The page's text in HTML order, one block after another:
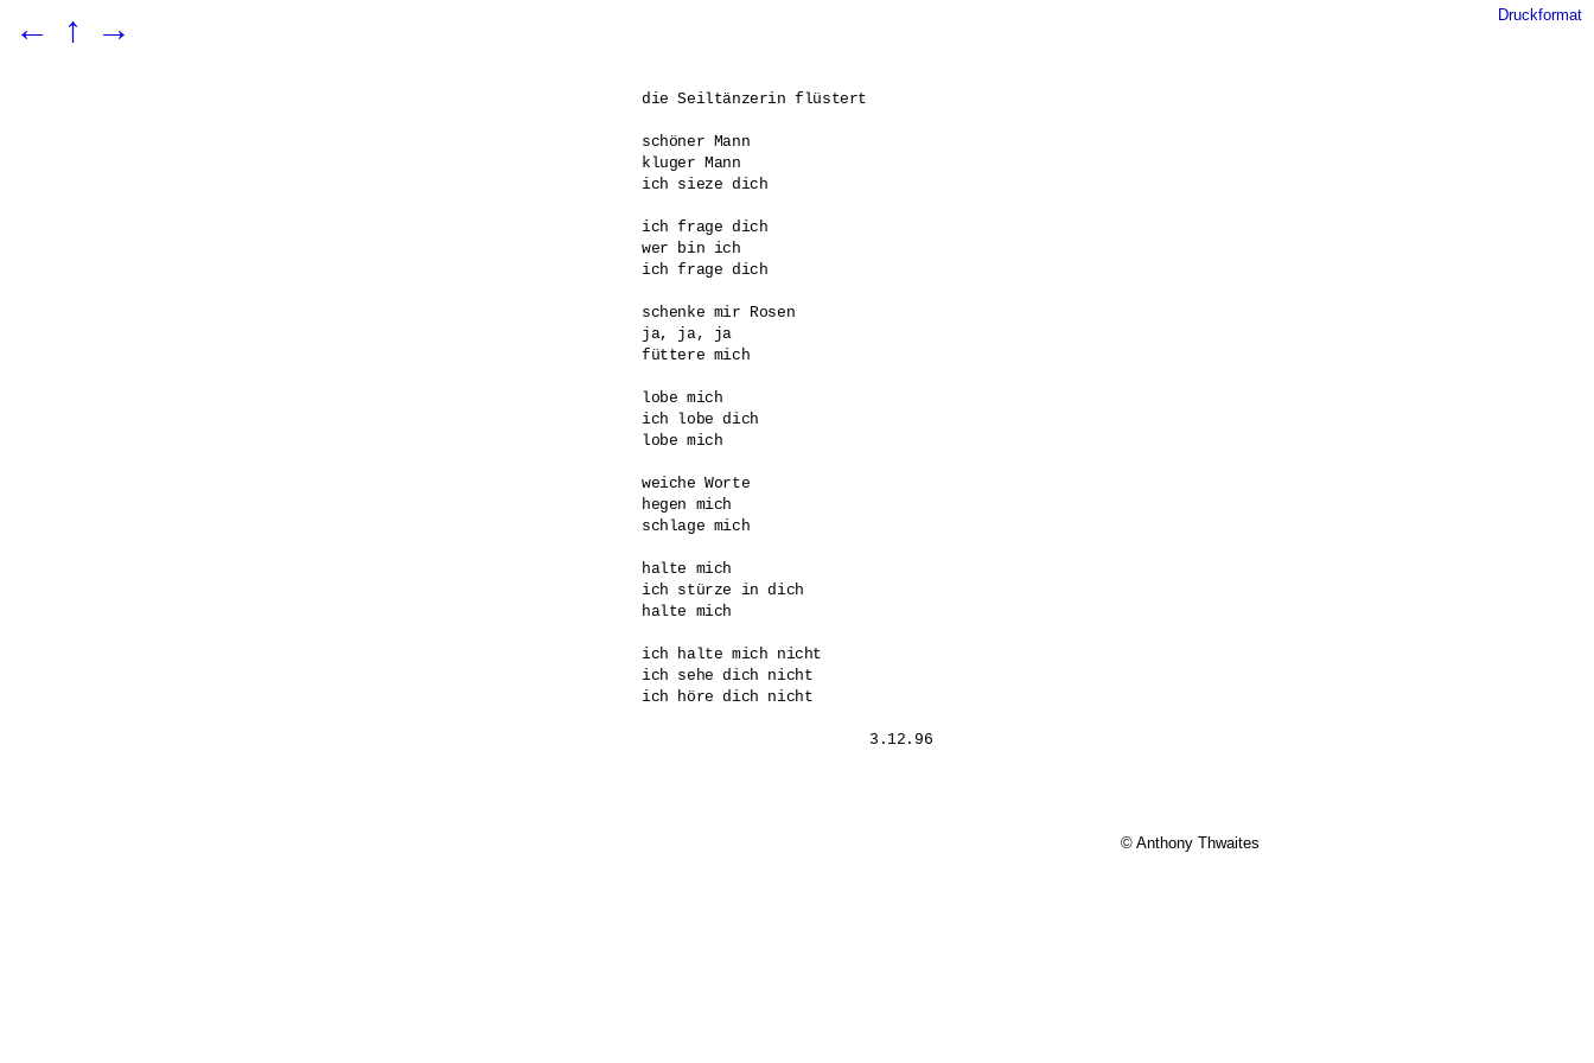
← ↑ → Druckformat
die Seiltänzerin flüstert
schöner Mann
kluger Mann
ich sieze dich
ich frage dich
wer bin ich
ich frage dich
schenke mir Rosen
ja, ja, ja
füttere mich
lobe mich
ich lobe dich
lobe mich
weiche Worte
hegen mich
schlage mich
halte mich
ich stürze in dich
halte mich
ich halte mich nicht
ich sehe dich nicht
ich höre dich nicht
			3.12.96
© Anthony Thwaites